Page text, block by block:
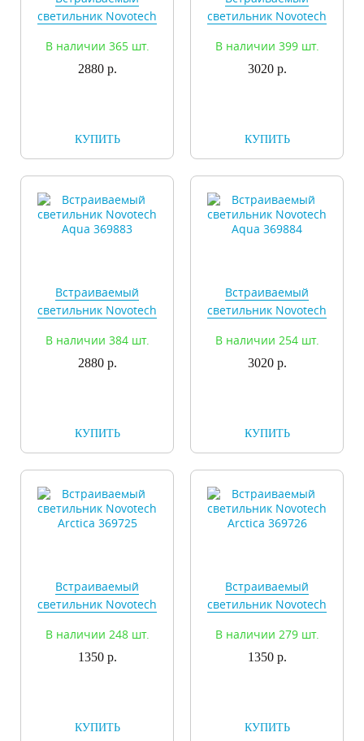
светильник Novotech
В наличии 365 шт.
2880 р.
КУПИТЬ
светильник Novotech
В наличии 399 шт.
3020 р.
КУПИТЬ
Встраиваемый
светильник Novotech
В наличии 384 шт.
2880 р.
КУПИТЬ
Встраиваемый
светильник Novotech
В наличии 254 шт.
3020 р.
КУПИТЬ
Встраиваемый
светильник Novotech
В наличии 248 шт.
1350 р.
КУПИТЬ
Встраиваемый
светильник Novotech
В наличии 279 шт.
1350 р.
КУПИТЬ